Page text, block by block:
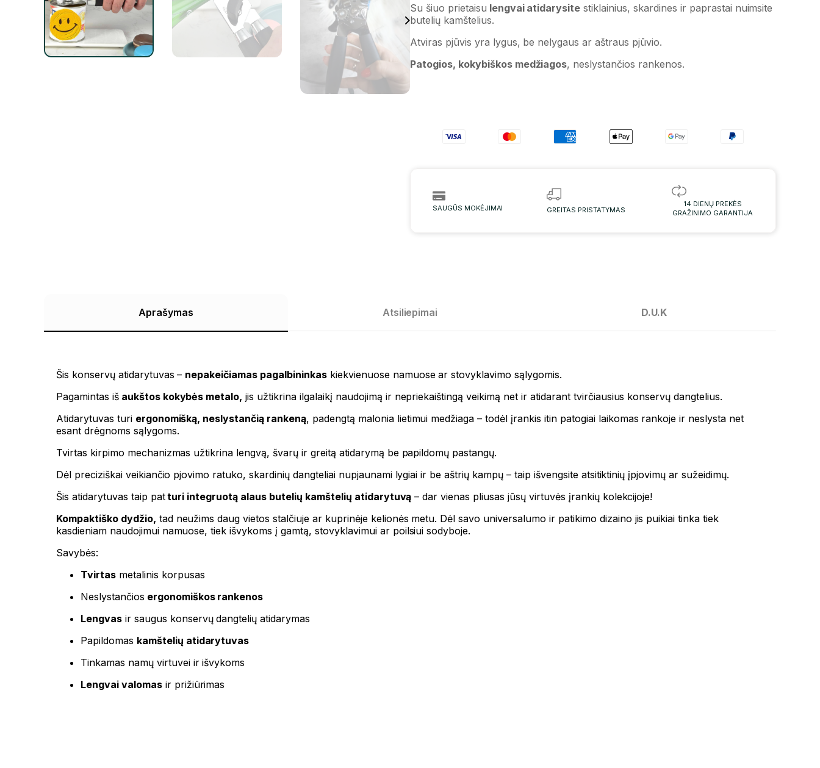
Su šiuo prietaisu lengvai atidarysite stiklainius, skardines ir paprastai nuimsite
butelių kamštelius.
Atviras pjūvis yra lygus, be nelygaus ar aštraus pjūvio.
Patogios, kokybiškos medžiagos, neslystančios rankenos.
SAUGŪS MOKĖJIMAI GREITAS PRISTATYMAS
14 DIENŲ PREKĖS
GRAŽINIMO GARANTIJA
Aprašymas Atsiliepimai D.U.K
Šis konservų atidarytuvas – nepakeičiamas pagalbininkaskiekvienuose namuose ar stovyklavimo sąlygomis.
Pagamintas išaukštos kokybės metalo, jis užtikrina ilgalaikį naudojimą ir nepriekaištingą veikimą net ir atidarant tvirčiausius konservų dangtelius.
Atidarytuvas turi ergonomišką, neslystančią rankeną, padengtą malonia lietimui medžiaga – todėl įrankis itin patogiai laikomas rankoje ir neslysta net
esant drėgnoms sąlygoms.
Tvirtas kirpimo mechanizmas užtikrina lengvą, švarų ir greitą atidarymą be papildomų pastangų.
Dėl preciziškai veikiančio pjovimo ratuko, skardinių dangteliai nupjaunami lygiai ir be aštrių kampų – taip išvengsite atsitiktinių įpjovimų ar sužeidimų.
Šis atidarytuvas taip patturi integruotą alaus butelių kamštelių atidarytuvą – dar vienas pliusas jūsų virtuvės įrankių kolekcijoje!
Kompaktiško dydžio, tad neužims daug vietos stalčiuje ar kuprinėje kelionės metu. Dėl savo universalumo ir patikimo dizaino jis puikiai tinka tiek
kasdieniam naudojimui namuose, tiek išvykoms į gamtą, stovyklavimui ar poilsiui sodyboje.
Savybės:
Tvirtasmetalinis korpusas
Neslystančios ergonomiškos rankenos
Lengvasir saugus konservų dangtelių atidarymas
Papildomas kamštelių atidarytuvas
Tinkamas namų virtuvei ir išvykoms
Lengvai valomasir prižiūrimas